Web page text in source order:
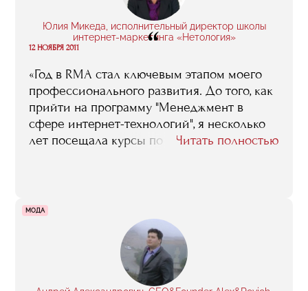
Юлия Микеда, исполнительный директор школы
интернет-маркетинга «Нетология»
“
12 НОЯБРЯ 2011
«Год в RMA стал ключевым этапом моего
профессионального развития. До того, как
прийти на программу "Менеджмент в
сфере интернет-технологий", я несколько
лет посещала курсы по интернет-
реализацию проекта собственных
краткосрочных курсов, а сегодня моей
школе помогают Дмитрий Сатин, Дамир
Халилов, Сергей Спивак и бывшие
одногруппники, которых я встретила в
Читать полностью
МОДА